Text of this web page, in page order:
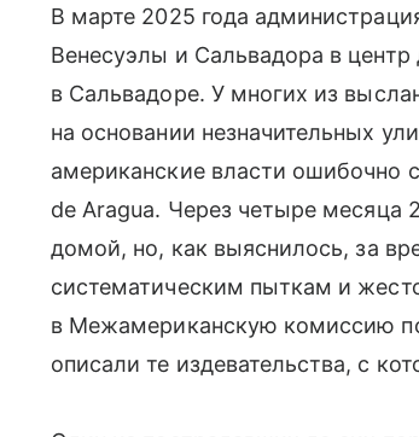
В марте 2025 года
Венесуэлы и Сальвадора в
в Сальвадоре. У многих из
на основании незначительных
американские власти ошибочно
de Aragua. Через четыре месяца
домой, но, как выяснилось, за
систематическим пыткам и
в Межамериканскую комиссию
описали те издевательства, с